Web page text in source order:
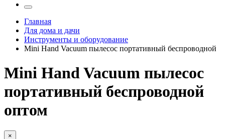
Главная
Для дома и дачи
Инструменты и оборудование
Mini Hand Vacuum пылесос портативный беспроводной
Mini Hand Vacuum пылесос
портативный беспроводной
оптом
×